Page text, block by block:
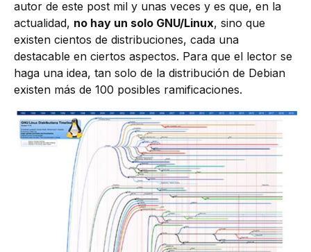
autor de este post mil y unas veces y es que, en la
actualidad, no hay un solo GNU/Linux, sino que
existen cientos de distribuciones, cada una
destacable en ciertos aspectos. Para que el lector se
haga una idea, tan solo de la distribución de Debian
existen más de 100 posibles ramificaciones.